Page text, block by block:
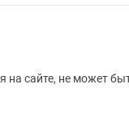
сайте, не может